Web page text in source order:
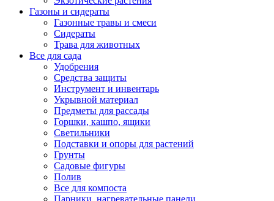
Газоны и сидераты
Газонные травы и смеси
Сидераты
Трава для животных
Все для сада
Удобрения
Средства защиты
Инструмент и инвентарь
Укрывной материал
Предметы для рассады
Горшки, кашпо, ящики
Светильники
Подставки и опоры для растений
Грунты
Садовые фигуры
Полив
Все для компоста